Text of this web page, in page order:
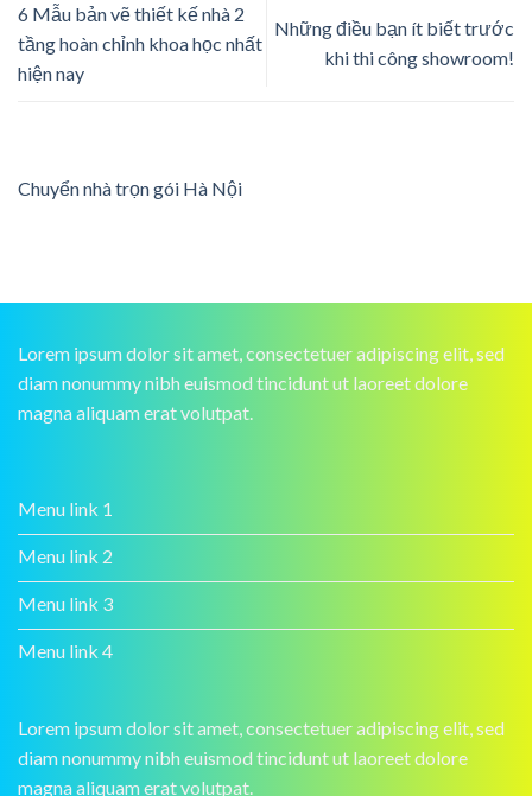
6 Mẫu bản vẽ thiết kế nhà 2
tầng hoàn chỉnh khoa học nhất
hiện nay
Những điều bạn ít biết trước
khi thi công showroom!
Chuyển nhà trọn gói Hà Nội
Lorem ipsum dolor sit amet, consectetuer adipiscing elit, sed
diam nonummy nibh euismod tincidunt ut laoreet dolore
magna aliquam erat volutpat.
Menu link 1
Menu link 2
Menu link 3
Menu link 4
Lorem ipsum dolor sit amet, consectetuer adipiscing elit, sed
diam nonummy nibh euismod tincidunt ut laoreet dolore
magna aliquam erat volutpat.